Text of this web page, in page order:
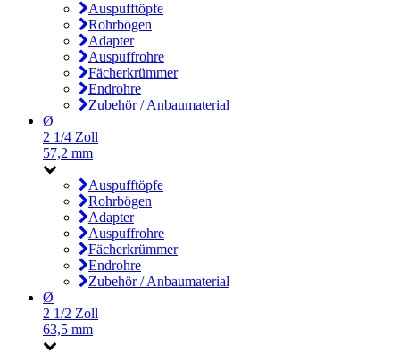
Auspufftöpfe
Rohrbögen
Adapter
Auspuffrohre
Fächerkrümmer
Endrohre
Zubehör / Anbaumaterial
Ø
2 1/4 Zoll
57,2 mm
Auspufftöpfe
Rohrbögen
Adapter
Auspuffrohre
Fächerkrümmer
Endrohre
Zubehör / Anbaumaterial
Ø
2 1/2 Zoll
63,5 mm